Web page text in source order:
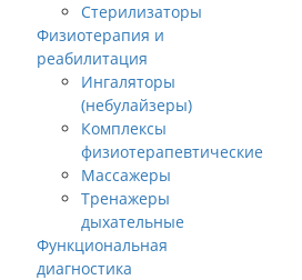
Стерилизаторы
Физиотерапия и
реабилитация
Ингаляторы
(небулайзеры)
Комплексы
физиотерапевтические
Массажеры
Тренажеры
дыхательные
Функциональная
диагностика